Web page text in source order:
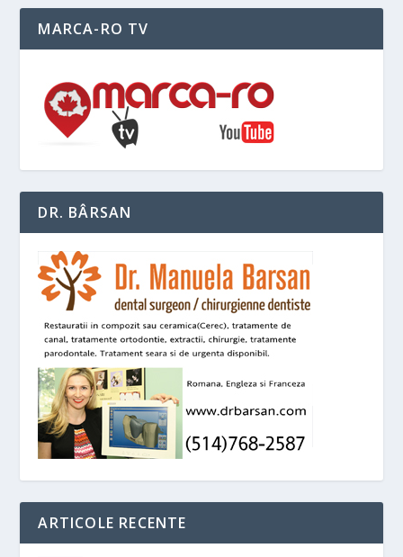
MARCA-RO TV
DR. BÂRSAN
ARTICOLE RECENTE